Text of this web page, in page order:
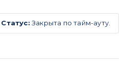
Статус: Закрыта по тайм-ауту.